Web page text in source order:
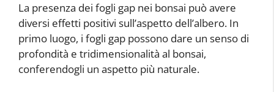
La presenza dei fogli gap nei bonsai può avere
diversi effetti positivi sull’aspetto dell’albero. In
primo luogo, i fogli gap possono dare un senso di
profondità e tridimensionalità al bonsai,
conferendogli un aspetto più naturale.